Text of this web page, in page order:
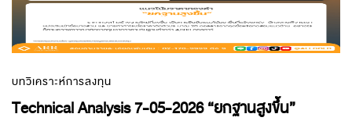
บทวิเคราะห์การลงทุน
Technical Analysis 7-05-2026 “ยกฐานสูงขึ้น”